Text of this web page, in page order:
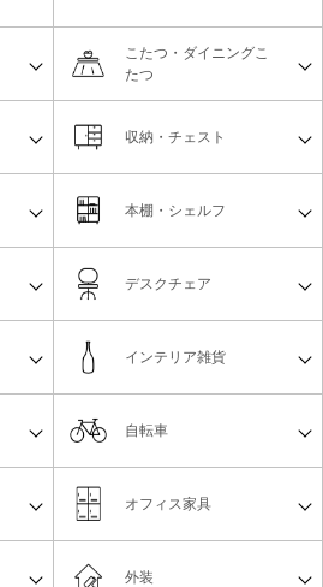
こたつ・ダイニングこ
たつ
収納・チェスト
本棚・シェルフ
デスクチェア
インテリア雑貨
自転車
オフィス家具
外装